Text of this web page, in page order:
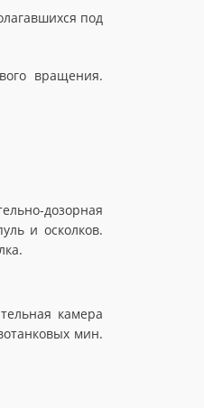
под
вращения.
дозорная
и осколков.
камера
мин.